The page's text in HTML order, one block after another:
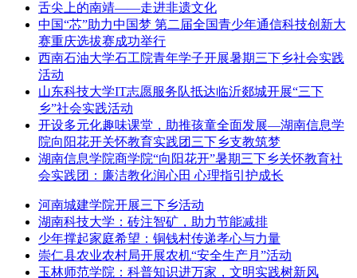
舌尖上的南靖——走进非遗文化
中国“芯”助力中国梦 第二届全国青少年通信科技创新大
赛重庆选拔赛成功举行
西南石油大学石工院青年学子开展暑期三下乡社会实践
活动
山东科技大学IT志愿服务队抵达临沂郯城开展“三下
乡”社会实践活动
开设多元化趣味课堂，助推孩童全面发展—湖南信息学
院向阳花开关怀教育实践团三下乡支教筑梦
湖南信息学院商学院“向阳花开”暑期三下乡关怀教育社
会实践团：廉洁教化润心田 心理指引护成长
河南城建学院开展三下乡活动
湖南科技大学：砖注智矿，助力节能减排
少年撑起家庭希望：铜钱村传递孝心与力量
崇仁县农业农村局开展农机“安全生产月”活动
玉林师范学院：科普知识进万家，文明实践树新风